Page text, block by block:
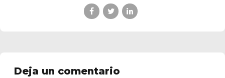
Deja un comentario